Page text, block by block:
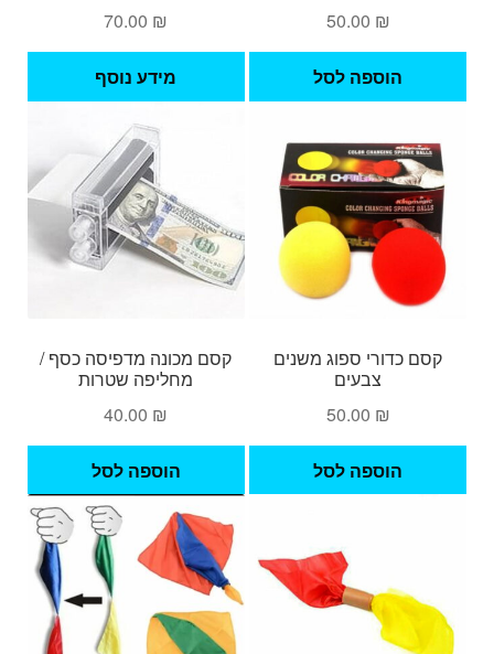
50.00 ₪
הוספה לסל
70.00 ₪
מידע נוסף
קסם כדורי ספוג משנים
צבעים
50.00 ₪
הוספה לסל
קסם מכונה מדפיסה כסף /
מחליפה שטרות
40.00 ₪
הוספה לסל